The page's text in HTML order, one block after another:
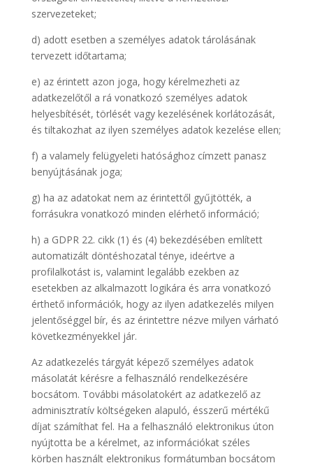
szervezeteket;
d) adott esetben a személyes adatok tárolásának
tervezett időtartama;
e) az érintett azon joga, hogy kérelmezheti az
adatkezelőtől a rá vonatkozó személyes adatok
helyesbítését, törlését vagy kezelésének korlátozását,
és tiltakozhat az ilyen személyes adatok kezelése ellen;
f) a valamely felügyeleti hatósághoz címzett panasz
benyújtásának joga;
g) ha az adatokat nem az érintettől gyűjtötték, a
forrásukra vonatkozó minden elérhető információ;
h) a GDPR 22. cikk (1) és (4) bekezdésében említett
automatizált döntéshozatal ténye, ideértve a
profilalkotást is, valamint legalább ezekben az
esetekben az alkalmazott logikára és arra vonatkozó
érthető információk, hogy az ilyen adatkezelés milyen
jelentőséggel bír, és az érintettre nézve milyen várható
következményekkel jár.
Az adatkezelés tárgyát képező személyes adatok
másolatát kérésre a felhasználó rendelkezésére
bocsátom. További másolatokért az adatkezelő az
adminisztratív költségeken alapuló, ésszerű mértékű
díjat számíthat fel. Ha a felhasználó elektronikus úton
nyújtotta be a kérelmet, az információkat széles
körben használt elektronikus formátumban bocsátom